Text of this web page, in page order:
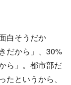
白そうだか
だから」、30%
ら」。都市部だ
というから、